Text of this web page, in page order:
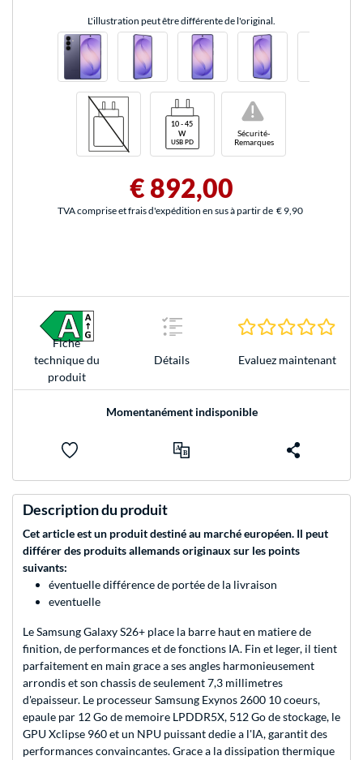
L'illustration peut être différente de l'original.
Sécurité-
Remarques
!
€ 892,00
TVA comprise et frais d'expédition en sus à partir de € 9,90
Fiche
technique du
produit
Détails Evaluez maintenant
Momentanément indisponible
Description du produit
Cet article est un produit destiné au marché européen. Il peut
différer des produits allemands originaux sur les points
suivants:
éventuelle différence de portée de la livraison
eventuelle
Le Samsung Galaxy S26+ place la barre haut en matiere de
finition, de performances et de fonctions IA. Fin et leger, il tient
parfaitement en main grace a ses angles harmonieusement
arrondis et son chassis de seulement 7,3 millimetres
d'epaisseur. Le processeur Samsung Exynos 2600 10 coeurs,
epaule par 12 Go de memoire LPDDR5X, 512 Go de stockage, le
GPU Xclipse 960 et un NPU puissant dedie a l'IA, garantit des
performances convaincantes. Grace a la dissipation thermique